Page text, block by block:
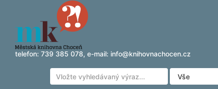
Přeskočit na obsah
telefon: 739 385 078, e-mail: info@knihovnachocen.cz